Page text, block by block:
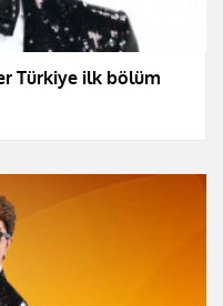
Türkiye ilk bölüm